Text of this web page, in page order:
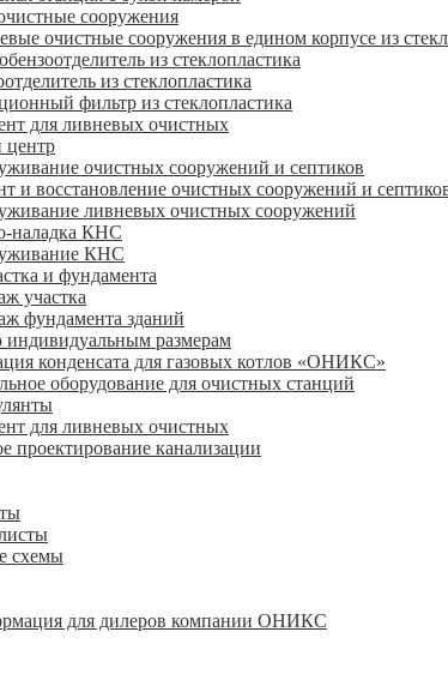
сооружения
очистные сооружения в едином корпусе из
из стеклопластика
из стеклопластика
фильтр из стеклопластика
для ливневых очистных
центр
очистных сооружений и септиков
и восстановление очистных сооружений и
ливневых очистных сооружений
наладка КНС
КНС
и фундамента
участка
фундамента зданий
индивидуальным размерам
конденсата для газовых котлов «ОНИКС»
оборудование для очистных станций
для ливневых очистных
проектирование канализации
схемы
для дилеров компании ОНИКС